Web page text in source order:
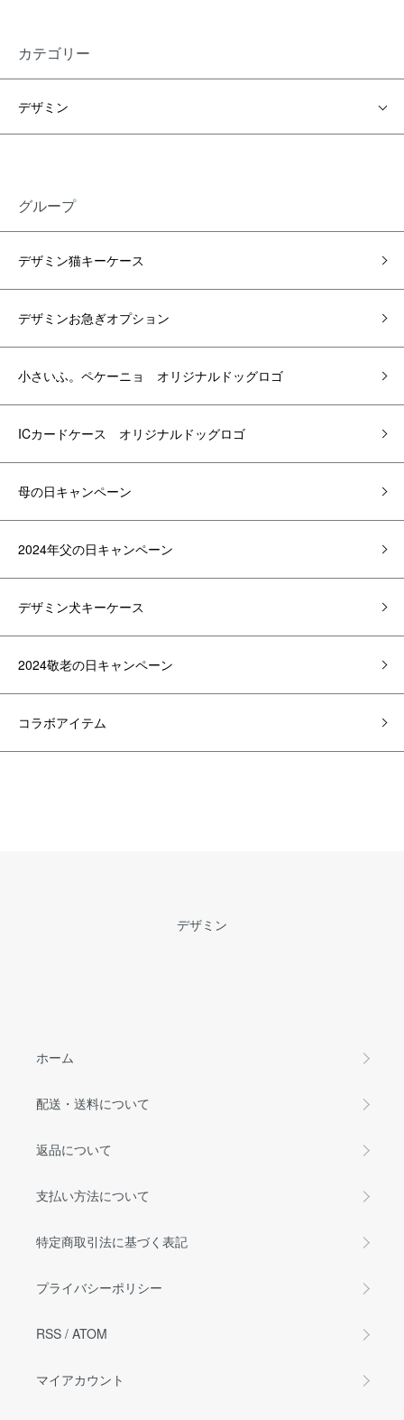
カテゴリー
デザミン
グループ
デザミン猫キーケース
デザミンお急ぎオプション
小さいふ。ペケーニョ オリジナルドッグロゴ
ICカードケース オリジナルドッグロゴ
母の日キャンペーン
2024年父の日キャンペーン
デザミン犬キーケース
2024敬老の日キャンペーン
コラボアイテム
デザミン
ホーム
配送・送料について
返品について
支払い方法について
特定商取引法に基づく表記
プライバシーポリシー
RSS / ATOM
マイアカウント